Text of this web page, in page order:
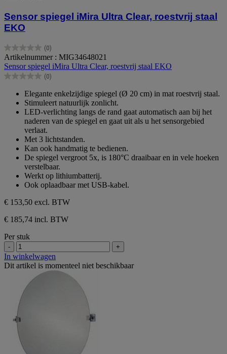
Sensor spiegel iMira Ultra Clear, roestvrij staal
EKO
(0)
0.0
van
de
5
Artikelnummer : MIG34648021
Sensor spiegel iMira Ultra Clear, roestvrij staal EKO
(0)
0.0
sterren.
Elegante enkelzijdige spiegel (Ø 20 cm) in mat roestvrij staal.
Stimuleert natuurlijk zonlicht.
LED-verlichting langs de rand gaat automatisch aan bij het
naderen van de spiegel en gaat uit als u het sensorgebied
verlaat.
Met 3 lichtstanden.
Kan ook handmatig te bedienen.
De spiegel vergroot 5x, is 180°C draaibaar en in vele hoeken
verstelbaar.
Werkt op lithiumbatterij.
Ook oplaadbaar met USB-kabel.
€ 153,50 excl. BTW
€ 185,74 incl. BTW
Per stuk
- +
In winkelwagen
Dit artikel is momenteel niet beschikbaar